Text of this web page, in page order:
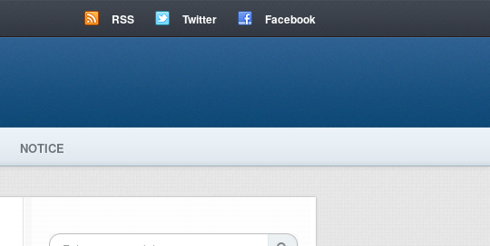
RSS Twitter Facebook
NOTICE